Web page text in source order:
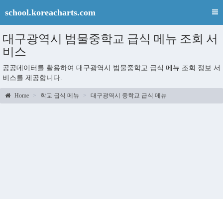
school.koreacharts.com
대구광역시 범물중학교 급식 메뉴 조회 서
비스
공공데이터를 활용하여 대구광역시 범물중학교 급식 메뉴 조회 정보 서
비스를 제공합니다.
Home 학교 급식 메뉴 대구광역시 중학교 급식 메뉴